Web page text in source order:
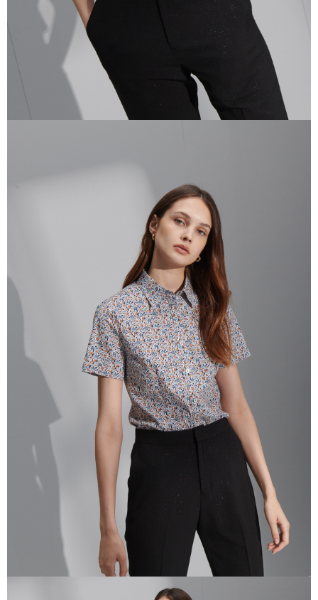
請求用戶進行身份認證。
５．嚴禁一人註冊多個帳號或使用他人資訊註冊。若發現惡意使用之情形，
恩沛科技股份有限公司將有權停止該用戶之使用額度並採取法律行動。